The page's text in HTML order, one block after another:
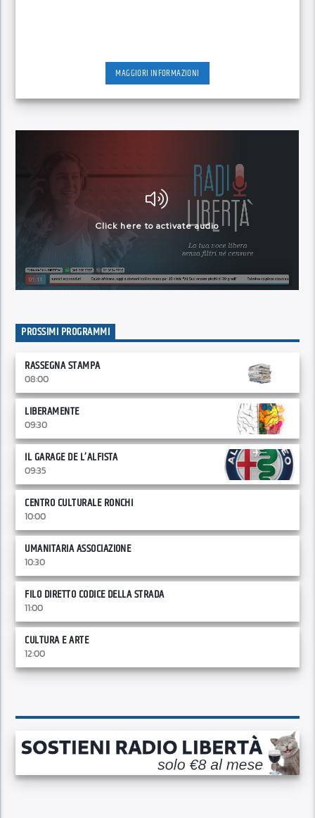
MAGGIORI INFORMAZIONI
PROSSIMI PROGRAMMI
RASSEGNA STAMPA
08:00
LIBERAMENTE
09:30
IL GARAGE DE L’ALFISTA
09:35
CENTRO CULTURALE RONCHI
10:00
UMANITARIA ASSOCIAZIONE
10:30
FILO DIRETTO CODICE DELLA STRADA
11:00
CULTURA E ARTE
12:00